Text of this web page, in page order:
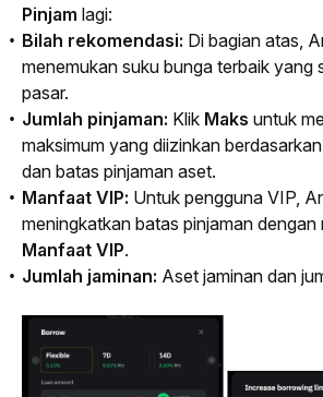
Pinjam lagi:
Bilah rekomendasi: Di bagian atas,
menemukan suku bunga terbaik yang
pasar.
Jumlah pinjaman: Klik Maks untuk
maksimum yang diizinkan
dan batas pinjaman aset.
Manfaat VIP: Untuk pengguna VIP,
meningkatkan batas pinjaman dengan
Manfaat VIP.
Jumlah jaminan: Aset jaminan dan